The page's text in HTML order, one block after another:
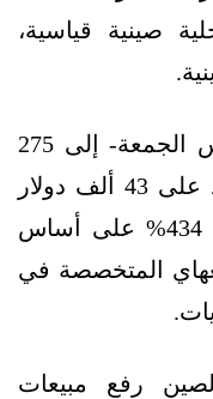
صينية قياسية،
وارتفعت كربونات اليثيوم -أمس الجمعة- إلى 275
ألف يوان صيني للطن (ما يزيد على 43 ألف دولار
أميركي)، وهي زيادة تصل إلى 434% على أساس
المتخصصة في
رفع مبيعات